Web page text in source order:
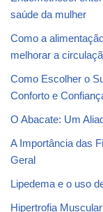
saúde da mulher
Como a
melhorar a
Como Escolher o
Conforto e
O Abacate: Um
A Importância das
Geral
Lipedema e o uso
Hipertrofia